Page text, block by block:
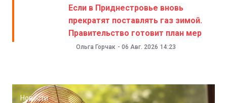
Если в Приднестровье вновь
прекратят поставлять газ зимой.
Правительство готовит план мер
Ольга Горчак - 06 Авг. 2026 14:23
Новости